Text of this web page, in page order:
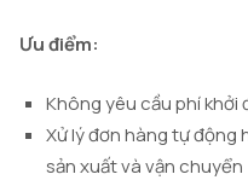
Ưu điểm:
Không yêu cầu phí khởi
Xử lý đơn hàng tự động
sản xuất và vận chuyển